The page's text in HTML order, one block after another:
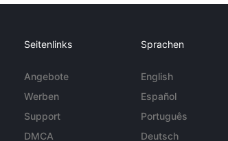
Seitenlinks
Angebote
Werben
Support
DMCA
Sprachen
English
Español
Português
Deutsch